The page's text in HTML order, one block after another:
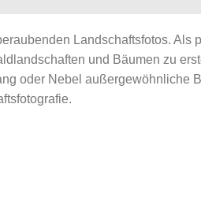
Landschaftsfotos. Als
und Bäumen zu
oder Nebel außergewöhnliche